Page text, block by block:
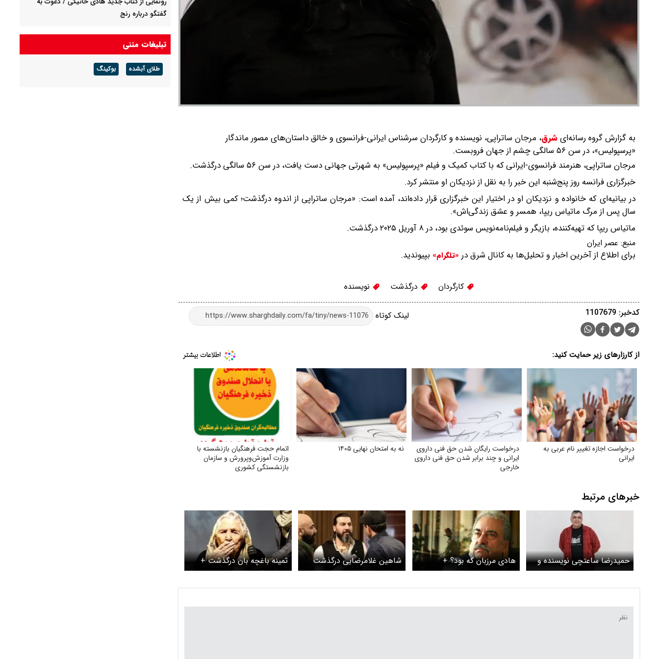
به گزارش گروه رسانه‌ایشرق، مرجان ساتراپی، نویسنده و کارگردان سرشناس ایرانی-فرانسوی و خالق داستان‌های مصور ماندگار
«پرسپولیس»، در سن ۵۶ سالگی چشم از جهان فروبست.
مرجان ساتراپی، هنرمند فرانسوی-ایرانی که با کتاب کمیک و فیلم «پرسپولیس» به شهرتی جهانی دست یافت، در سن ۵۶ سالگی درگذشت.
خبرگزاری فرانسه روز پنج‌شنبه این خبر را به نقل از نزدیکان او منتشر کرد.
در بیانیه‌ای که خانواده و نزدیکان او در اختیار این خبرگزاری قرار داده‌اند، آمده است: «مرجان ساتراپی از اندوه درگذشت؛ کمی بیش از یک
سال پس از مرگ ماتیاس ریپا، همسر و عشق زندگی‌اش».
ماتیاس ریپا که تهیه‌کننده، بازیگر و فیلم‌نامه‌نویس سوئدی بود، در ۸ آوریل ۲۰۲۵ درگذشت.
منبع: عصر ایران
برای اطلاع از آخرین اخبار و تحلیل‌ها به کانال شرق در «تلگرام» بپیوندید.
کارگردان درگذشت نویسنده
لینک کوتاه کدخبر: 1107679
از کارزارهای زیر حمایت کنید:
درخواست اجازه تغییر نام عربی به
ایرانی
درخواست رایگان شدن حق فنی داروی
ایرانی و چند برابر شدن حق فنی داروی
خارجی
نه به امتحان نهایی ۱۴۰۵
اتمام حجت فرهنگیان بازنشسته با
وزارت آموزش‌وپرورش و سازمان
بازنشستگی کشوری
خبرهای مرتبط
حمیدرضا ساعتچی نویسنده و
کارگردان تئاتر درگذشت +
هادی مرزبان که بود؟ +
بیوگرافی و سوابق
شاهین غلامرضایی درگذشت
ثمینه باغچه بان درگذشت +
بیوگرافی
گفتگو درباره رنج
جزئیات جدید درباره زمان خاکسپاری مریم همتیان
تبلیغات متنی
طلای آبشده بوکینگ